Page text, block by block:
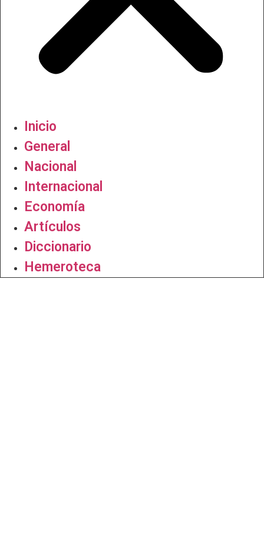
Inicio
General
Nacional
Internacional
Economía
Artículos
Diccionario
Hemeroteca